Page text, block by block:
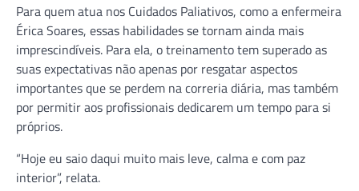
Para quem atua nos Cuidados Paliativos, como a enfermeira
Érica Soares, essas habilidades se tornam ainda mais
imprescindíveis. Para ela, o treinamento tem superado as
suas expectativas não apenas por resgatar aspectos
importantes que se perdem na correria diária, mas também
por permitir aos profissionais dedicarem um tempo para si
próprios.
“Hoje eu saio daqui muito mais leve, calma e com paz
interior”, relata.